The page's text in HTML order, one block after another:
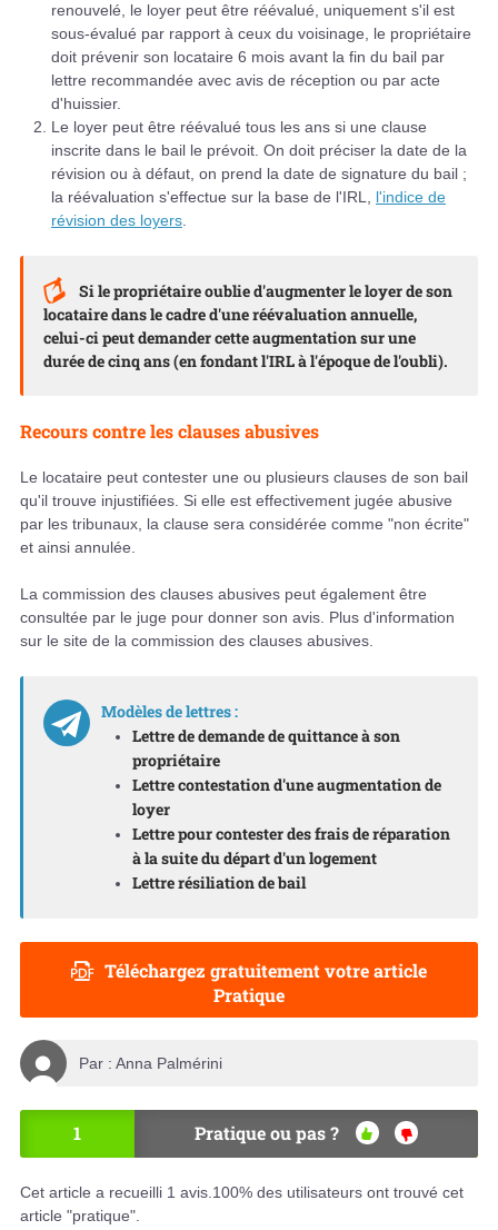
renouvelé, le loyer peut être réévalué, uniquement s'il est
sous-évalué par rapport à ceux du voisinage, le propriétaire
doit prévenir son locataire 6 mois avant la fin du bail par
lettre recommandée avec avis de réception ou par acte
d'huissier.
Le loyer peut être réévalué tous les ans si une clause
inscrite dans le bail le prévoit. On doit préciser la date de la
révision ou à défaut, on prend la date de signature du bail ;
la réévaluation s'effectue sur la base de l'IRL, l'indice de
révision des loyers
Si le propriétaire oublie d'augmenter le loyer de son
locataire dans le cadre d'une réévaluation annuelle,
celui-ci peut demander cette augmentation sur une
durée de cinq ans (en fondant l'IRL à l'époque de l'oubli).
Recours contre les clauses abusives
Le locataire peut contester une ou plusieurs clauses de son bail
qu'il trouve injustifiées. Si elle est effectivement jugée abusive
par les tribunaux, la clause sera considérée comme "non écrite"
et ainsi annulée.
La commission des clauses abusives peut également être
consultée par le juge pour donner son avis. Plus d'information
sur le site de la commission des clauses abusives.
Modèles de lettres :
Lettre de demande de quittance à son
propriétaire
Lettre contestation d'une augmentation de
loyer
Lettre pour contester des frais de réparation
à la suite du départ d'un logement
Lettre résiliation de bail
Téléchargez gratuitement votre article
Pratique
Par : Anna Palmérini
1 Pratique ou pas ?
OU
NO
N
Cet article a recueilli 1 avis. 100% des utilisateurs ont trouvé cet
article "pratique".